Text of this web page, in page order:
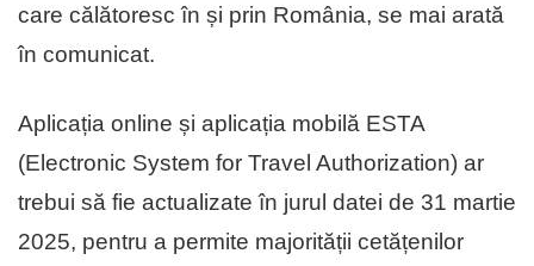
care călătoresc în și prin România, se mai arată
în comunicat.
Aplicația online și aplicația mobilă ESTA
(Electronic System for Travel Authorization) ar
trebui să fie actualizate în jurul datei de 31 martie
2025, pentru a permite majorității cetățenilor